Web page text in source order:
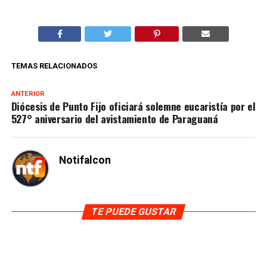
TEMAS RELACIONADOS
ANTERIOR
Diócesis de Punto Fijo oficiará solemne eucaristía por el
527° aniversario del avistamiento de Paraguaná
Notifalcon
TE PUEDE GUSTAR